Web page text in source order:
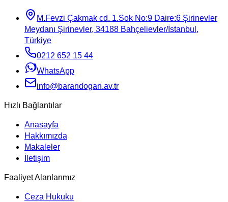
M.Fevzi Çakmak cd. 1.Sok No:9 Daire:6 Şirinevler
Meydanı Şirinevler, 34188 Bahçelievler/İstanbul,
Türkiye
0212 652 15 44
WhatsApp
info@barandogan.av.tr
Hızlı Bağlantılar
Anasayfa
Hakkımızda
Makaleler
İletişim
Faaliyet Alanlarımız
Ceza Hukuku